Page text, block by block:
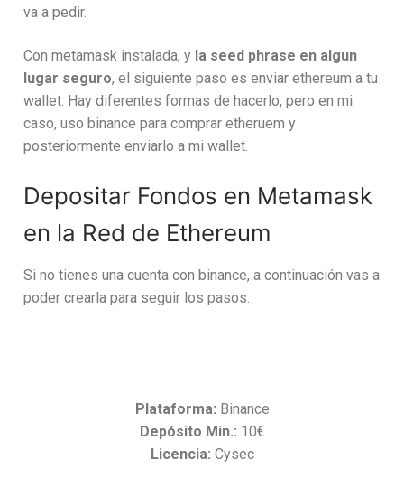
va a pedir.
Con metamask instalada, y la seed phrase en algun
lugar seguro, el siguiente paso es enviar ethereum a tu
wallet. Hay diferentes formas de hacerlo, pero en mi
caso, uso binance para comprar etheruem y
posteriormente enviarlo a mi wallet.
Depositar Fondos en Metamask
en la Red de Ethereum
Si no tienes una cuenta con binance, a continuación vas a
poder crearla para seguir los pasos.
Plataforma: Binance
Depósito Min.: 10€
Licencia: Cysec